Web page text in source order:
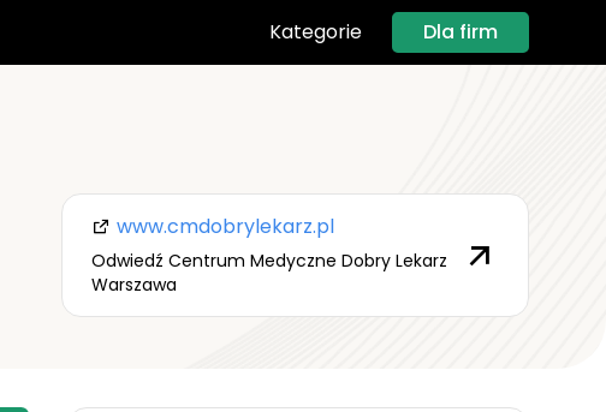
Kategorie Dla firm
www.cmdobrylekarz.pl
Odwiedź Centrum Medyczne Dobry Lekarz
Warszawa